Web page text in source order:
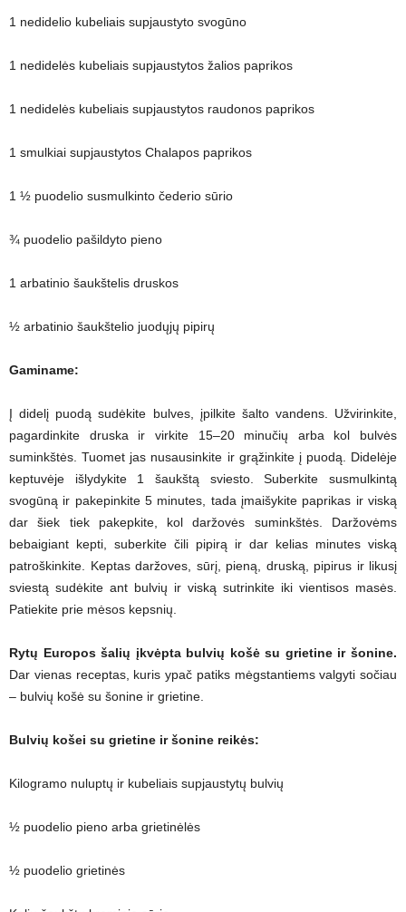
1 nedidelio kubeliais supjaustyto svogūno
1 nedidelės kubeliais supjaustytos žalios paprikos
1 nedidelės kubeliais supjaustytos raudonos paprikos
1 smulkiai supjaustytos Chalapos paprikos
1 ½ puodelio susmulkinto čederio sūrio
¾ puodelio pašildyto pieno
1 arbatinio šaukštelis druskos
½ arbatinio šaukštelio juodųjų pipirų
Gaminame:
Į didelį puodą sudėkite bulves, įpilkite šalto vandens. Užvirinkite,
pagardinkite druska ir virkite 15–20 minučių arba kol bulvės
suminkštės. Tuomet jas nusausinkite ir grąžinkite į puodą. Didelėje
keptuvėje išlydykite 1 šaukštą sviesto. Suberkite susmulkintą
svogūną ir pakepinkite 5 minutes, tada įmaišykite paprikas ir viską
dar šiek tiek pakepkite, kol daržovės suminkštės. Daržovėms
bebaigiant kepti, suberkite čili pipirą ir dar kelias minutes viską
patroškinkite. Keptas daržoves, sūrį, pieną, druską, pipirus ir likusį
sviestą sudėkite ant bulvių ir viską sutrinkite iki vientisos masės.
Patiekite prie mėsos kepsnių.
Rytų Europos šalių įkvėpta bulvių košė su grietine ir šonine.
Dar vienas receptas, kuris ypač patiks mėgstantiems valgyti sočiau
– bulvių košė su šonine ir grietine.
Bulvių košei su grietine ir šonine reikės:
Kilogramo nuluptų ir kubeliais supjaustytų bulvių
½ puodelio pieno arba grietinėlės
½ puodelio grietinės